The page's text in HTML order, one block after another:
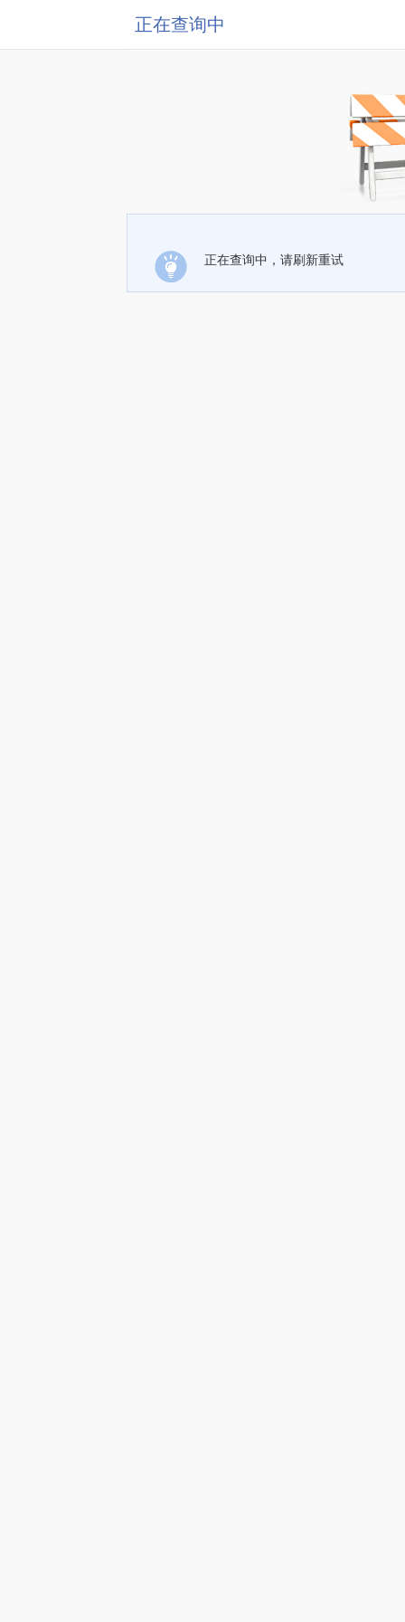
正在查询中
正在查询中，请刷新重试